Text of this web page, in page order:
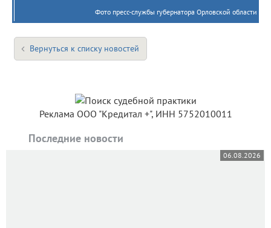
Фото пресс-службы губернатора Орловской области
Вернуться к списку новостей
Реклама ООО "Кредитал +", ИНН 5752010011
Последние новости
06.08.2026